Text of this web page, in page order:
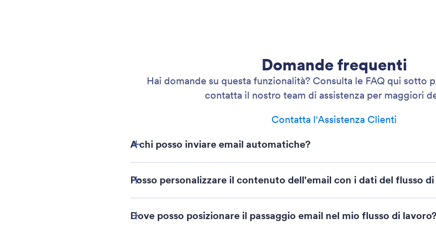
Domande frequenti
Hai domande su questa funzionalità? Consulta le FAQ qui sotto
contatta il nostro team di assistenza per maggiori
Contatta l'Assistenza Clienti
A chi posso inviare email automatiche?
Posso personalizzare il contenuto dell'email con i dati del flusso
Dove posso posizionare il passaggio email nel mio flusso di lavoro?